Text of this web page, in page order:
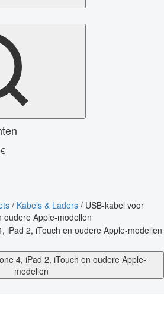
/ Kabels & Laders / USB-kabel voor
oudere Apple-modellen